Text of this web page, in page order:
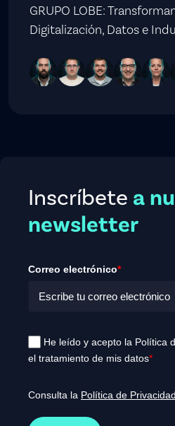
GRUPO LOBE:
Digitalización, Datos e
Inscríbete a
newsletter
Correo electrónico*
He leído y acepto la Política
el tratamiento de mis datos*
Consulta la Política de Privacidad